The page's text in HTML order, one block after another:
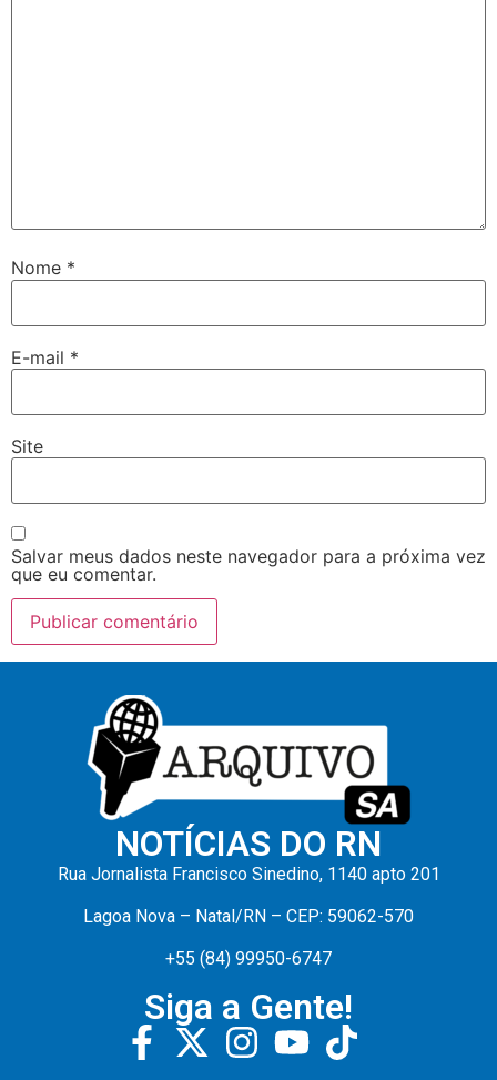
Nome *
E-mail *
Site
Salvar meus dados neste navegador para a próxima vez
que eu comentar.
NOTÍCIAS DO RN
Rua Jornalista Francisco Sinedino, 1140 apto 201
Lagoa Nova – Natal/RN – CEP: 59062-570
+55 (84) 99950-6747
Siga a Gente!